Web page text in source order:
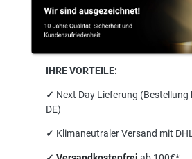
IHRE VORTEILE:
✓ Next Day Lieferung (Bestellung
DE)
✓ Klimaneutraler Versand mit